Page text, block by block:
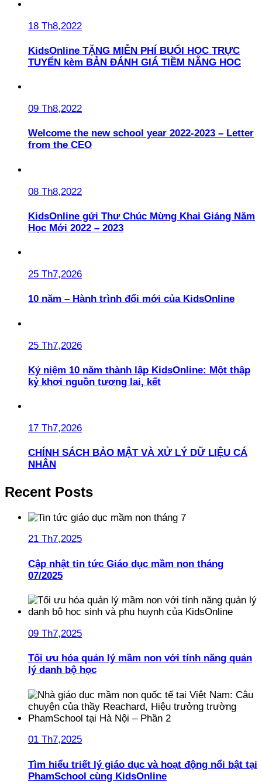
18 Th8,2022
KidsOnline TẶNG MIỄN PHÍ BUỔI HỌC TRỰC
TUYẾN kèm BẢN ĐÁNH GIÁ TIỀM NĂNG HỌC
09 Th8,2022
Welcome the new school year 2022-2023 – Letter
from the CEO
08 Th8,2022
KidsOnline gửi Thư Chúc Mừng Khai Giảng Năm
Học Mới 2022 – 2023
25 Th7,2026
10 năm – Hành trình đổi mới của KidsOnline
25 Th7,2026
Kỷ niệm 10 năm thành lập KidsOnline: Một thập
kỷ khơi nguồn tương lai, kết
17 Th7,2026
CHÍNH SÁCH BẢO MẬT VÀ XỬ LÝ DỮ LIỆU CÁ
NHÂN
Recent Posts
21 Th7,2025
Cập nhật tin tức Giáo dục mầm non tháng
07/2025
09 Th7,2025
Tối ưu hóa quản lý mầm non với tính năng quản
lý danh bộ học
01 Th7,2025
Tìm hiểu triết lý giáo dục và hoạt động nổi bật tại
PhamSchool cùng KidsOnline